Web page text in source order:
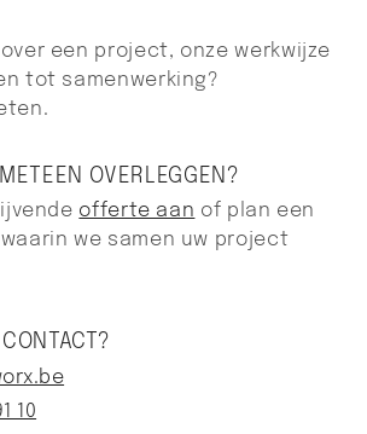
een project, onze werkwijze
tot samenwerking?
OVERLEGGEN?
offerte aan of plan een
waarin we samen uw project
10